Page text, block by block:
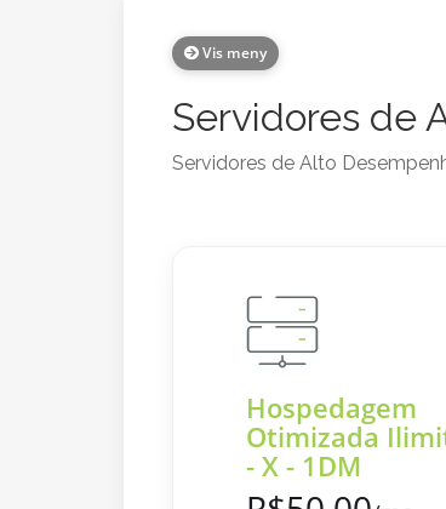
Vis meny
Servidores de
Servidores de Alto
Hospedagem
Otimizada
- X - 1DM